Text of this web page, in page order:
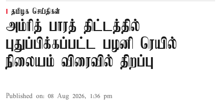
தமிழக செய்திகள்
அம்ரித் பாரத் திட்டத்தில்
புதுப்பிக்கப்பட்ட பழனி ரெயில்
நிலையம் விரைவில் திறப்பு
Published on: 08 Aug 2026, 1:36 pm